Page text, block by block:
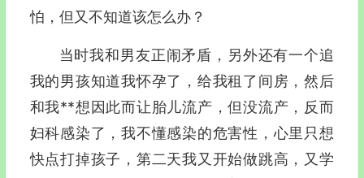
怕，但又不知道该怎么办？
当时我和男友正闹矛盾，另外还有一个追
我的男孩知道我怀孕了，给我租了间房，然后
和我**想因此而让胎儿流产，但没流产，反而
妇科感染了，我不懂感染的危害性，心里只想
快点打掉孩子，第二天我又开始做跳高，又学